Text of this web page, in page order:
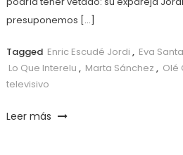
presuponemos […]
Tagged Enric Escudé Jordi , Eva
Lo Que Interelu , Marta Sánchez , Olé
televisivo
Leer más